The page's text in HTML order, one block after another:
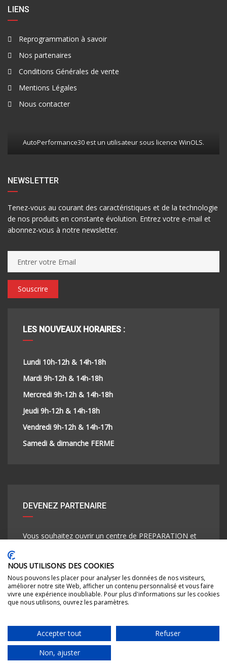
LIENS
Reprogrammation à savoir
Nos partenaires
Conditions Générales de vente
Mentions Légales
Nous contacter
AutoPerformance30 est un utilisateur sous licence WinOLS.
NEWSLETTER
Tenez-vous au courant des caractéristiques et de la technologie
de nos produits en constante évolution. Entrez votre e-mail et
abonnez-vous à notre newsletter.
Souscrire
LES NOUVEAUX HORAIRES :
Lundi 10h-12h & 14h-18h
Mardi 9h-12h & 14h-18h
Mercredi 9h-12h & 14h-18h
Jeudi 9h-12h & 14h-18h
Vendredi 9h-12h & 14h-17h
Samedi & dimanche FERME
DEVENEZ PARTENAIRE
Vous souhaitez ouvrir un centre de PREPARATION et
Lire Plus
©Droits d'auteur 2026AutoPerformance30
Nous contacter
Conditions générales de vente
NOUS UTILISONS DES COOKIES
Nous pouvons les placer pour analyser les données de nos visiteurs,
améliorer notre site Web, afficher un contenu personnalisé et vous faire
vivre une expérience inoubliable. Pour plus d'informations sur les cookies
que nous utilisons, ouvrez les paramètres.
Accepter tout
Refuser
Non, ajuster